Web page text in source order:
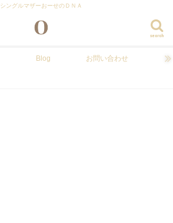
シングルマザーおーせのＤＮＡ
search
Blog お問い合わせ